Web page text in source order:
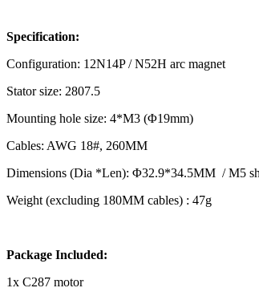
Specification:
Configuration: 12N14P / N52H arc magnet
Stator size: 2807.5
Mounting hole size: 4*M3 (Φ19mm)
Cables: AWG 18#, 260MM
Dimensions (Dia *Len): Φ32.9*34.5MM / M5
Weight (excluding 180MM cables) : 47g
Package Included:
1x C287 motor